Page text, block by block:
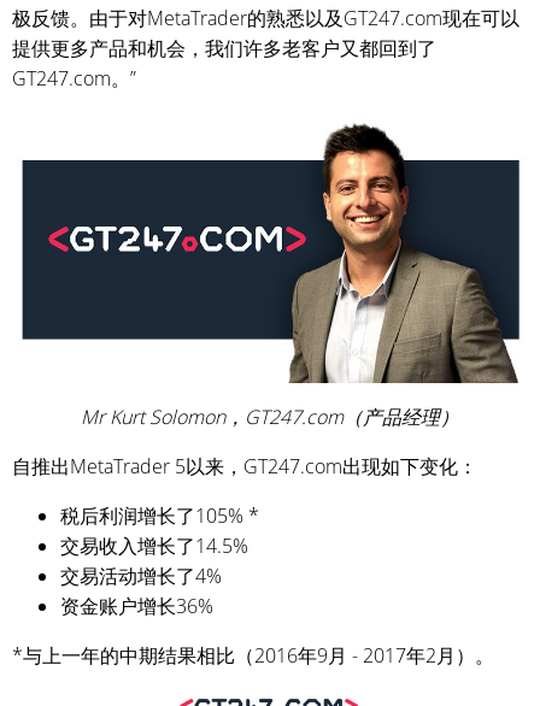
极反馈。由于对MetaTrader的熟悉以及GT247.com现在可以
提供更多产品和机会，我们许多老客户又都回到了
GT247.com。”
Mr Kurt Solomon，GT247.com（产品经理）
自推出MetaTrader 5以来，GT247.com出现如下变化：
税后利润增长了105% *
交易收入增长了14.5%
交易活动增长了4%
资金账户增长36%
*与上一年的中期结果相比（2016年9月 - 2017年2月）。